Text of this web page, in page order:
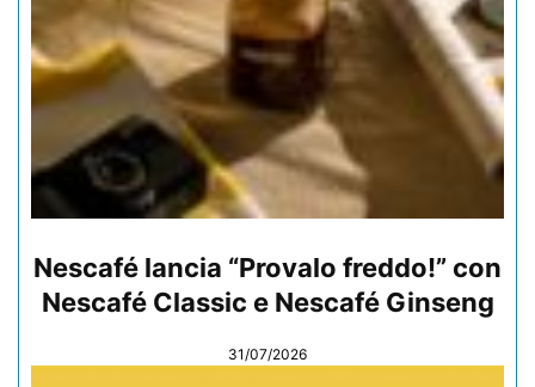
Nescafé lancia “Provalo freddo!” con
Nescafé Classic e Nescafé Ginseng
31/07/2026